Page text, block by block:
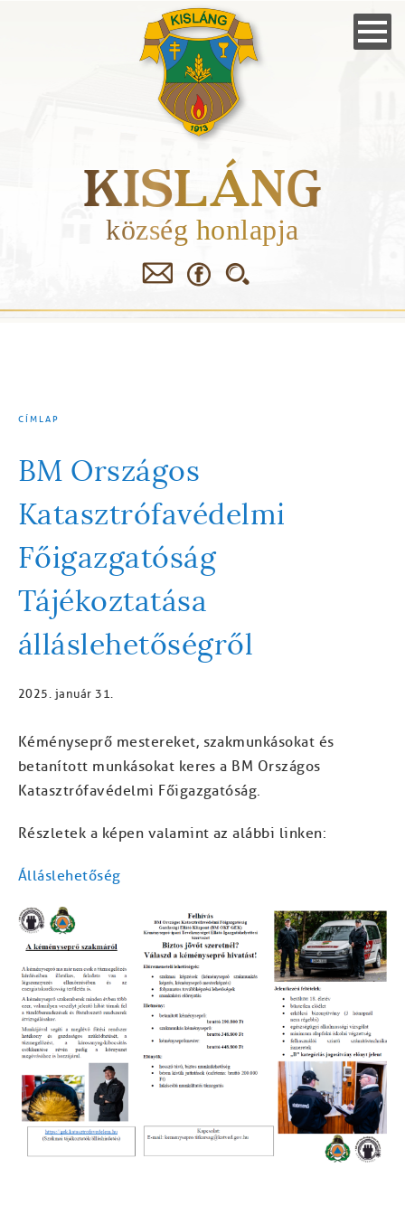
KISLÁNG
község honlapja
MORZSA
CÍMLAP
BM Országos
Katasztrófavédelmi
Főigazgatóság
Tájékoztatása
álláslehetőségről
2025. január 31.
Kéményseprő mestereket, szakmunkásokat és
betanított munkásokat keres a BM Országos
Katasztrófavédelmi Főigazgatóság.
Részletek a képen valamint az alábbi linken:
Álláslehetőség